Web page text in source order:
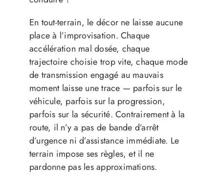
En tout-terrain, le décor ne laisse aucune
place à l’improvisation. Chaque
accélération mal dosée, chaque
trajectoire choisie trop vite, chaque mode
de transmission engagé au mauvais
moment laisse une trace — parfois sur le
véhicule, parfois sur la progression,
parfois sur la sécurité. Contrairement à la
route, il n’y a pas de bande d’arrêt
d’urgence ni d’assistance immédiate. Le
terrain impose ses règles, et il ne
pardonne pas les approximations.